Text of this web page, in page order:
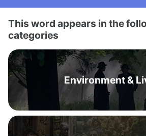
This word appears in the
categories
Environment &